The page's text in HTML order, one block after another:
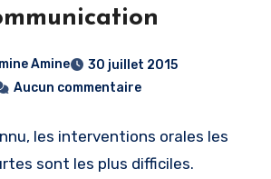
Amine
30 juillet 2015
Aucun commentaire
les interventions orales les
sont les plus difficiles.